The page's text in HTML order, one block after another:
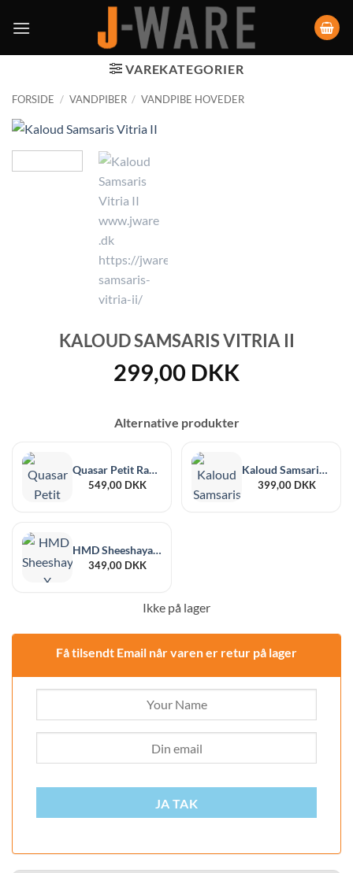
VAREKATEGORIER
FORSIDE / VANDPIBER / VANDPIBE HOVEDER
KALOUD SAMSARIS VITRIA II
299,00 DKK
Alternative produkter
Quasar Petit Raas 2
549,00 DKK
Kaloud Samsaris Lapis For Krysalis I+
399,00 DKK
HMD Sheeshaya X Smokezilla Obsidius
349,00 DKK
Ikke på lager
Få tilsendt Email når varen er retur på lager
JA TAK